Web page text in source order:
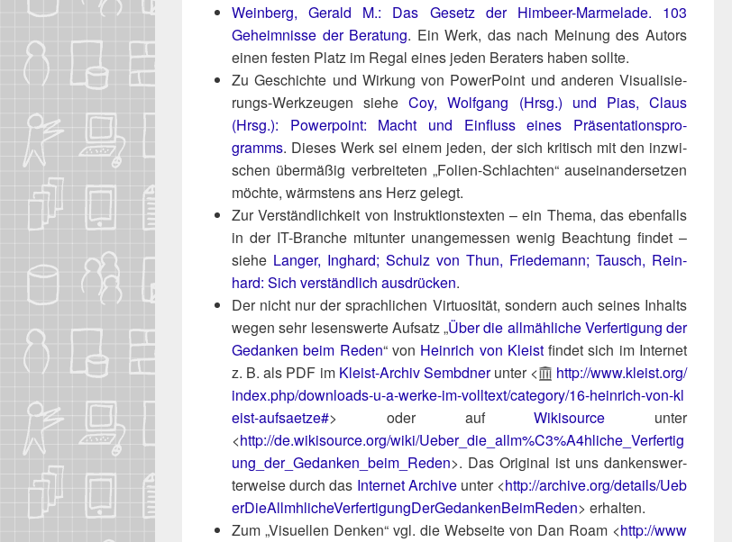
Wein­berg, Gerald M.: Das Gesetz der Him­beer-Mar­me­la­de. 103
Geheim­nis­se der Bera­tung. Ein Werk, das nach Mei­nung des Autors
einen fes­ten Platz im Regal eines jeden Bera­ters haben sollte.
Zu Geschich­te und Wir­kung von Power­Point und ande­ren Visua­li­sie­
rungs-Werk­zeu­gen sie­heCoy, Wolf­gang (Hrsg.) und Pias, Claus
(Hrsg.): Power­point: Macht und Ein­fluss eines Prä­sen­ta­ti­ons­pro­
gramms. Die­ses Werk sei einem jeden, der sich kri­tisch mit den inzwi­
schen über­mä­ßig ver­brei­te­ten „Foli­en-Schlach­ten“ aus­ein­an­der­set­zen
möch­te, wärms­tens ans Herz gelegt.
Zur Ver­ständ­lich­keit von Instruk­ti­ons­tex­ten – ein The­ma, das eben­falls
in der IT-Bran­che mit­un­ter unan­ge­mes­sen wenig Beach­tung fin­det –
sie­he Lan­ger, Ing­hard; Schulz von Thun, Frie­de­mann; Tausch, Rein­
hard: Sich ver­ständ­lich aus­drü­cken.
Der nicht nur der sprach­li­chen Vir­tuo­si­tät, son­dern auch sei­nes Inhalts
wegen sehr lesens­wer­te Auf­satz „Über die all­mäh­li­che Ver­fer­ti­gung der
Gedan­ken beim Reden“ von Hein­rich von Kleistfin­det sich im Inter­net
z. B. als PDF im Kleist-Archiv Sembd­nerunter <
http://​www​.kleist​.org/​
i​n​d​e​x​.​p​h​p​/​d​o​w​n​l​o​a​d​s​-​u​-​a​-​w​e​r​k​e​-​i​m​-​v​o​l​l​t​e​x​t​/​c​a​t​e​g​o​r​y​/​1​6​-​h​e​i​n​r​i​c​h​-​v​o​n​-​k​l​
e​i​s​t​-aufsaetze#> oder aufWik­is­our­ce unter
<http://de.wikisource.org/wiki/Ueber_die_allm%C3%A4hliche_Verfertig
ung_der_Gedanken_beim_Reden>. Das Ori­gi­nal ist uns dan­kens­wer­
ter­wei­se durch das Inter­net Archi­veunter <http://​archi​ve​.org/​d​e​t​a​i​l​s​/​U​e​b​
e​r​D​i​e​A​l​l​m​h​l​i​c​h​e​V​e​r​f​e​r​t​i​g​u​n​g​D​e​r​G​e​d​a​n​k​e​nBeimReden> erhal­ten.
Zum „Visu­el­len Den­ken“ vgl. die Web­sei­te von Dan Roam <http://​www​